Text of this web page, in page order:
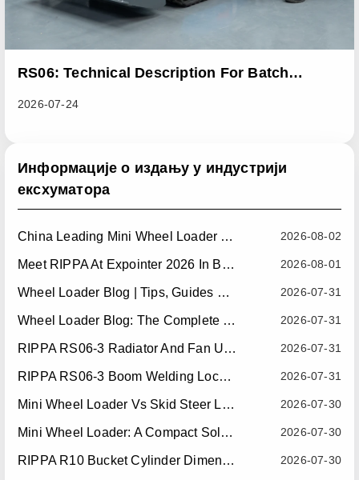
RS06: Technical Description For Batch
2026-07-24
Информације о издању у индустрији
ексхуматора
2026-08-02
China Leading Mini Wheel Loader Supplier: Reliable Compact Wheel Loaders For Global Markets
2026-08-01
Meet RIPPA At Expointer 2026 In Brazil
2026-07-31
Wheel Loader Blog | Tips, Guides & Attachments
2026-07-31
Wheel Loader Blog: The Complete Guide To Wheel Loaders For Construction, Agriculture, And Material Handling
2026-07-31
RIPPA RS06-3 Radiator And Fan Upgrade — Effective July 10, 2026
2026-07-31
RIPPA RS06-3 Boom Welding Locating Bar Optimization — Effective July 15, 2026
2026-07-30
Mini Wheel Loader Vs Skid Steer Loader: Which Compact Machine Is Better For Your Business?
2026-07-30
Mini Wheel Loader: A Compact Solution For Efficient Material Handling
2026-07-30
RIPPA R10 Bucket Cylinder Dimension Optimization — Effective July 15, 2026